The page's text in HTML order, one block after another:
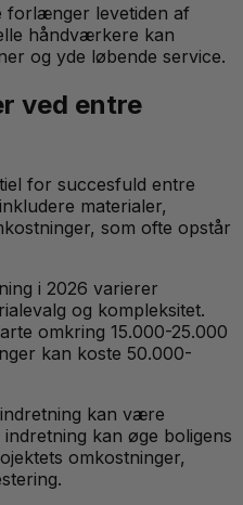
forlænger levetiden af
håndværkere kan
og yde løbende service.
ved entre
for succesfuld entre
materialer,
som ofte opstår
i 2026 varierer
og kompleksitet.
omkring 15.000-25.000
kan koste 50.000-
kan være
kan øge boligens
omkostninger,